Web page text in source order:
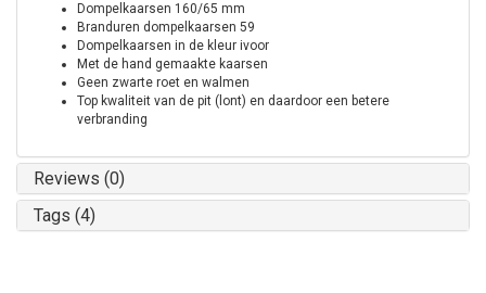
Dompelkaarsen 160/65 mm
Branduren dompelkaarsen 59
Dompelkaarsen in de kleur ivoor
Met de hand gemaakte kaarsen
Geen zwarte roet en walmen
Top kwaliteit van de pit (lont) en daardoor een betere
verbranding
Reviews (0)
Tags (4)